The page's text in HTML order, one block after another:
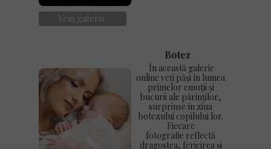
Vezi galeria
În această galerie
online veți păși în lumea
primelor emoții și
bucurii ale părinților,
surprinse în ziua
botezului copilului lor.
Fiecare
fotografie reflectă
dragostea, fericirea și
Botez